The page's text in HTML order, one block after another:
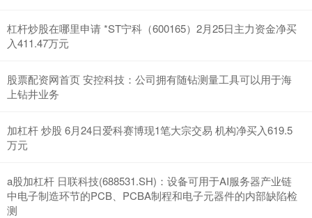
杠杆炒股在哪里申请 *ST宁科（600165）2月25日主力资金净买
入411.47万元
股票配资网首页 安控科技：公司拥有随钻测量工具可以用于海
上钻井业务
加杠杆 炒股 6月24日爱科赛博现1笔大宗交易 机构净买入619.5
万元
a股加杠杆 日联科技(688531.SH)：设备可用于AI服务器产业链
中电子制造环节的PCB、PCBA制程和电子元器件的内部缺陷检
测